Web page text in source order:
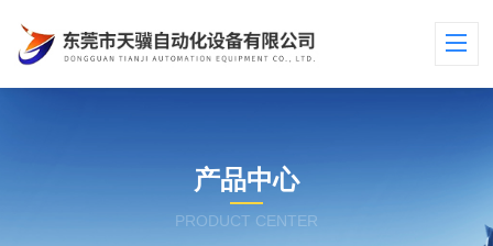
产品中心
PRODUCT CENTER